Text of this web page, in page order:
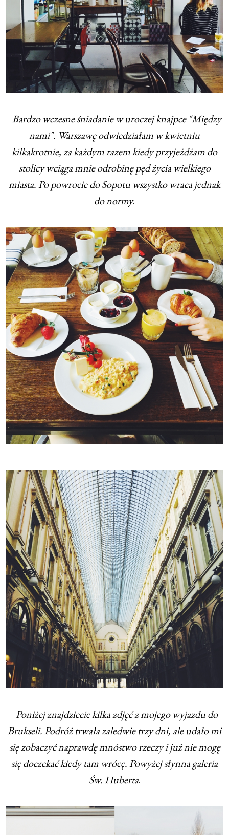
Bardzo wczesne śniadanie w uroczej knajpce "Między
nami". Warszawę odwiedziałam w kwietniu
kilkakrotnie, za każdym razem kiedy przyjeżdżam do
stolicy wciąga mnie odrobinę pęd życia wielkiego
miasta. Po powrocie do Sopotu wszystko wraca jednak
do normy.
Poniżej znajdziecie kilka zdjęć z mojego wyjazdu do
Brukseli. Podróż trwała zaledwie trzy dni, ale udało mi
się zobaczyć naprawdę mnóstwo rzeczy i już nie mogę
się doczekać kiedy tam wrócę. Powyżej słynna galeria
Św. Huberta.